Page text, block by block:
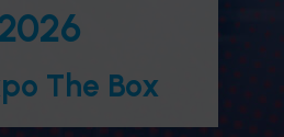
The Box